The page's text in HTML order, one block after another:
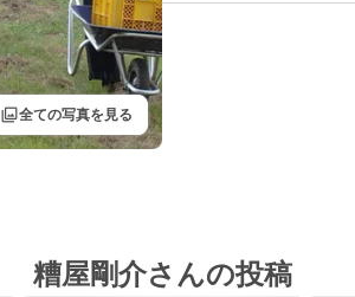
filter全ての写真を見る
糟屋剛介さんの投稿